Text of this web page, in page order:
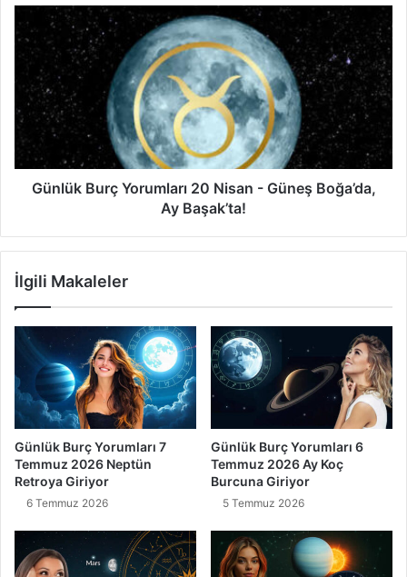
Günlük
Burç
Yorumları
Nisan
-
Güneş
Boğa’da,
Ay
Başak’ta!
Günlük Burç Yorumları 20 Nisan - Güneş Boğa’da,
Ay Başak’ta!
İlgili Makaleler
Günlük Burç Yorumları 7
Temmuz 2026 Neptün
Retroya Giriyor
6 Temmuz 2026
Günlük Burç Yorumları 6
Temmuz 2026 Ay Koç
Burcuna Giriyor
5 Temmuz 2026